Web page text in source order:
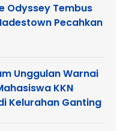
Odyssey Tembus
Pecahkan
Unggulan Warnai
KKN
Kelurahan Ganting